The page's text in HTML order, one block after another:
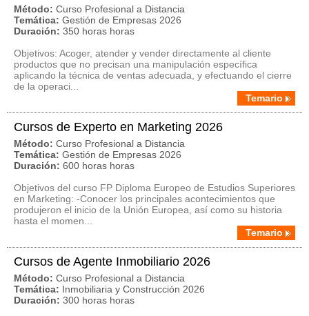
Método: Curso Profesional a Distancia
Temática: Gestión de Empresas 2026
Duración: 350 horas horas
Objetivos: Acoger, atender y vender directamente al cliente
productos que no precisan una manipulación específica
aplicando la técnica de ventas adecuada, y efectuando el cierre
de la operaci...
Temario
Cursos de Experto en Marketing 2026
Método: Curso Profesional a Distancia
Temática: Gestión de Empresas 2026
Duración: 600 horas horas
Objetivos del curso FP Diploma Europeo de Estudios Superiores
en Marketing: -Conocer los principales acontecimientos que
produjeron el inicio de la Unión Europea, así como su historia
hasta el momen...
Temario
Cursos de Agente Inmobiliario 2026
Método: Curso Profesional a Distancia
Temática: Inmobiliaria y Construcción 2026
Duración: 300 horas horas